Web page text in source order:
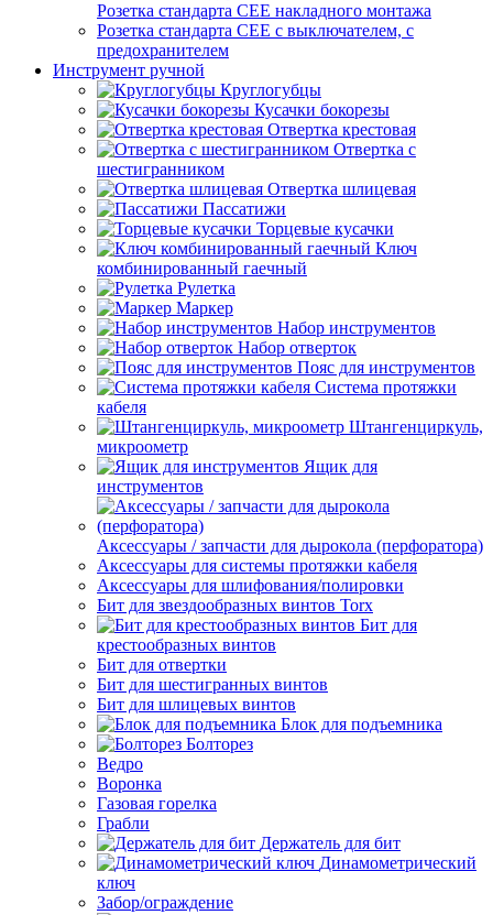
Розетка стандарта СЕЕ накладного монтажа
Розетка стандарта СЕЕ с выключателем, с
предохранителем
Инструмент ручной
Круглогубцы
Кусачки бокорезы
Отвертка крестовая
Отвертка с
шестигранником
Отвертка шлицевая
Пассатижи
Торцевые кусачки
Ключ
комбинированный гаечный
Рулетка
Маркер
Набор инструментов
Набор отверток
Пояс для инструментов
Система протяжки
кабеля
Штангенциркуль,
микроометр
Ящик для
инструментов
Аксессуары / запчасти для дырокола (перфоратора)
Аксессуары для системы протяжки кабеля
Аксессуары для шлифования/полировки
Бит для звездообразных винтов Torx
Бит для
крестообразных винтов
Бит для отвертки
Бит для шестигранных винтов
Бит для шлицевых винтов
Блок для подъемника
Болторез
Ведро
Воронка
Газовая горелка
Грабли
Держатель для бит
Динамометрический
ключ
Забор/ограждение